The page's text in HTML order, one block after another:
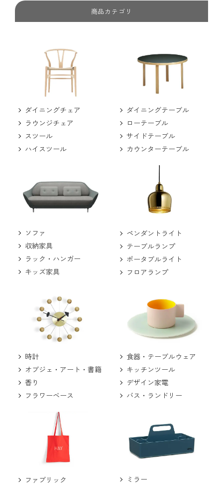
商品カテゴリ
ダイニングチェア
ラウンジチェア
スツール
ハイスツール
ダイニングテーブル
ローテーブル
サイドテーブル
カウンターテーブル
ソファ
収納家具
ラック・ハンガー
キッズ家具
ペンダントライト
テーブルランプ
ポータブルライト
フロアランプ
時計
オブジェ・アート・書籍
香り
フラワーベース
食器・テーブルウェア
キッチンツール
デザイン家電
バス・ランドリー
ファブリック
ミラー